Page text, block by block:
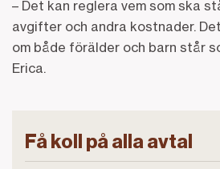
– Det kan reglera vem som ska
avgifter och andra kostnader.
om både förälder och barn står
Erica.
Få koll på alla avtal